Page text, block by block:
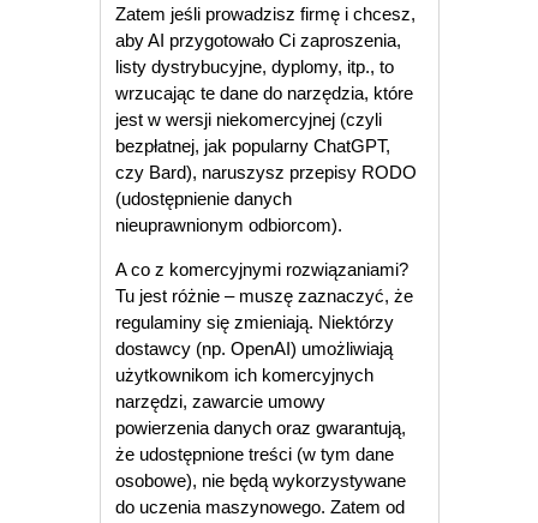
Zatem jeśli prowadzisz firmę i chcesz,
aby AI przygotowało Ci zaproszenia,
listy dystrybucyjne, dyplomy, itp., to
wrzucając te dane do narzędzia, które
jest w wersji niekomercyjnej (czyli
bezpłatnej, jak popularny ChatGPT,
czy Bard), naruszysz przepisy RODO
(udostępnienie danych
nieuprawnionym odbiorcom).
A co z komercyjnymi rozwiązaniami?
Tu jest różnie – muszę zaznaczyć, że
regulaminy się zmieniają. Niektórzy
dostawcy (np. OpenAI) umożliwiają
użytkownikom ich komercyjnych
narzędzi, zawarcie umowy
powierzenia danych oraz gwarantują,
że udostępnione treści (w tym dane
osobowe), nie będą wykorzystywane
do uczenia maszynowego. Zatem od